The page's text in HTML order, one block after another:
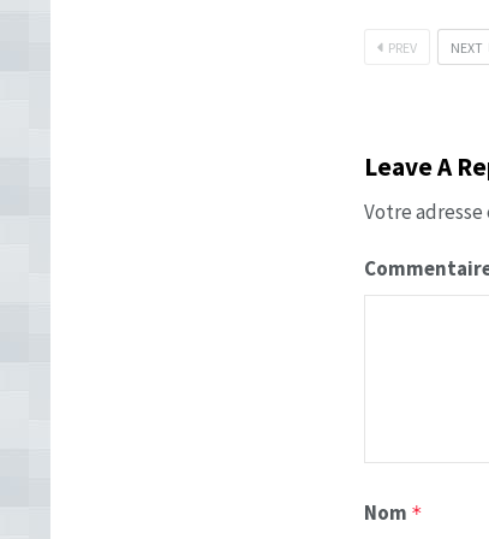
PREV NEXT
Leave A
Votre
Nom *